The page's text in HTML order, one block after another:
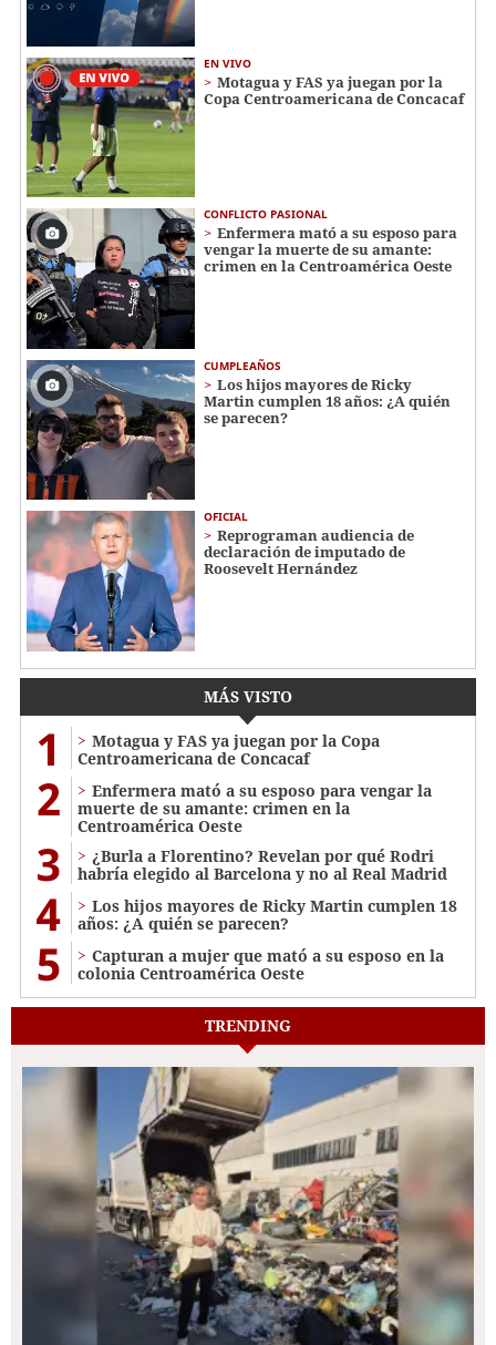
EN VIVO
Motagua y FAS ya juegan por la
Copa Centroamericana de Concacaf
CONFLICTO PASIONAL
Enfermera mató a su esposo para
vengar la muerte de su amante:
crimen en la Centroamérica Oeste
CUMPLEAÑOS
Los hijos mayores de Ricky
Martin cumplen 18 años: ¿A quién
se parecen?
OFICIAL
Reprograman audiencia de
declaración de imputado de
Roosevelt Hernández
MÁS VISTO
1
Motagua y FAS ya juegan por la Copa
Centroamericana de Concacaf
2
Enfermera mató a su esposo para vengar la
muerte de su amante: crimen en la
Centroamérica Oeste
3
¿Burla a Florentino? Revelan por qué Rodri
habría elegido al Barcelona y no al Real Madrid
4
Los hijos mayores de Ricky Martin cumplen 18
años: ¿A quién se parecen?
5
Capturan a mujer que mató a su esposo en la
colonia Centroamérica Oeste
TRENDING